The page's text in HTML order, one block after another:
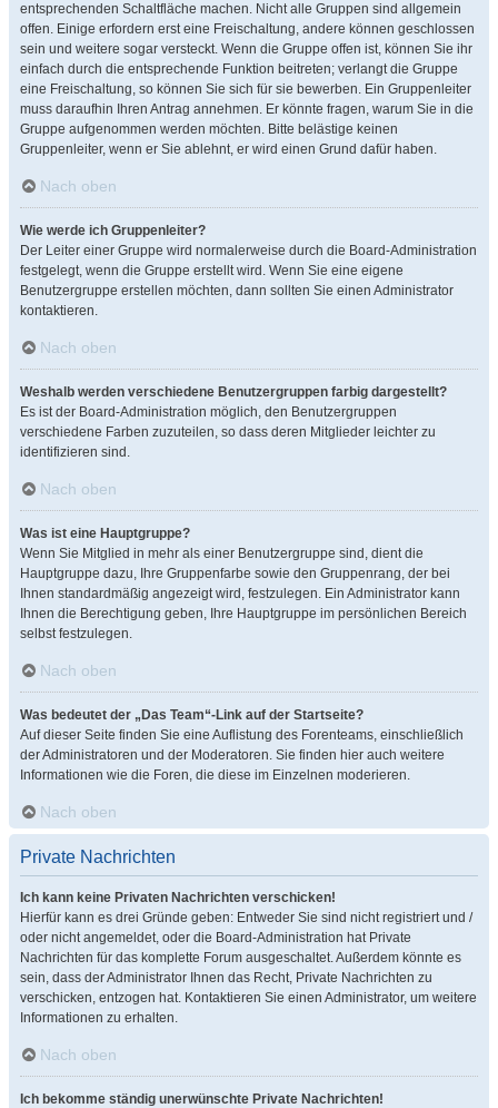
entsprechenden Schaltfläche machen. Nicht alle Gruppen sind allgemein
offen. Einige erfordern erst eine Freischaltung, andere können geschlossen
sein und weitere sogar versteckt. Wenn die Gruppe offen ist, können Sie ihr
einfach durch die entsprechende Funktion beitreten; verlangt die Gruppe
eine Freischaltung, so können Sie sich für sie bewerben. Ein Gruppenleiter
muss daraufhin Ihren Antrag annehmen. Er könnte fragen, warum Sie in die
Gruppe aufgenommen werden möchten. Bitte belästige keinen
Gruppenleiter, wenn er Sie ablehnt, er wird einen Grund dafür haben.
Nach oben
Wie werde ich Gruppenleiter?
Der Leiter einer Gruppe wird normalerweise durch die Board-Administration
festgelegt, wenn die Gruppe erstellt wird. Wenn Sie eine eigene
Benutzergruppe erstellen möchten, dann sollten Sie einen Administrator
kontaktieren.
Nach oben
Weshalb werden verschiedene Benutzergruppen farbig dargestellt?
Es ist der Board-Administration möglich, den Benutzergruppen
verschiedene Farben zuzuteilen, so dass deren Mitglieder leichter zu
identifizieren sind.
Nach oben
Was ist eine Hauptgruppe?
Wenn Sie Mitglied in mehr als einer Benutzergruppe sind, dient die
Hauptgruppe dazu, Ihre Gruppenfarbe sowie den Gruppenrang, der bei
Ihnen standardmäßig angezeigt wird, festzulegen. Ein Administrator kann
Ihnen die Berechtigung geben, Ihre Hauptgruppe im persönlichen Bereich
selbst festzulegen.
Nach oben
Was bedeutet der „Das Team“-Link auf der Startseite?
Auf dieser Seite finden Sie eine Auflistung des Forenteams, einschließlich
der Administratoren und der Moderatoren. Sie finden hier auch weitere
Informationen wie die Foren, die diese im Einzelnen moderieren.
Nach oben
Private Nachrichten
Ich kann keine Privaten Nachrichten verschicken!
Hierfür kann es drei Gründe geben: Entweder Sie sind nicht registriert und /
oder nicht angemeldet, oder die Board-Administration hat Private
Nachrichten für das komplette Forum ausgeschaltet. Außerdem könnte es
sein, dass der Administrator Ihnen das Recht, Private Nachrichten zu
verschicken, entzogen hat. Kontaktieren Sie einen Administrator, um weitere
Informationen zu erhalten.
Nach oben
Ich bekomme ständig unerwünschte Private Nachrichten!